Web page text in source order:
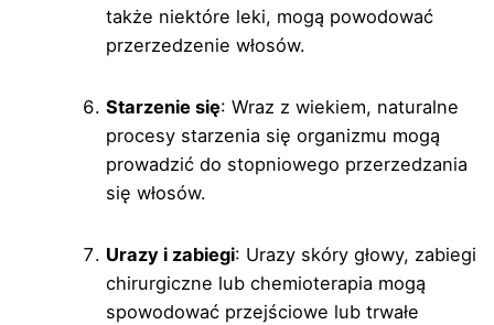
także niektóre leki, mogą powodować
przerzedzenie włosów.
Starzenie się: Wraz z wiekiem, naturalne
procesy starzenia się organizmu mogą
prowadzić do stopniowego przerzedzania
się włosów.
Urazy i zabiegi: Urazy skóry głowy, zabiegi
chirurgiczne lub chemioterapia mogą
spowodować przejściowe lub trwałe